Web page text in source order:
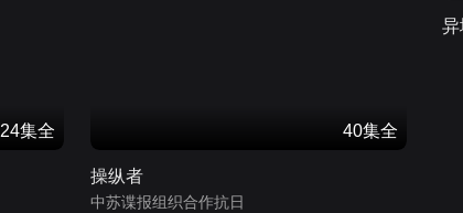
24集全 40集全
操纵者
中苏谍报组织合作抗日